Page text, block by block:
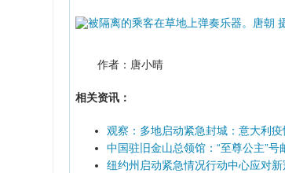
作者：唐小晴
相关资讯：
观察：多地启动紧急封城：意大利
中国驻旧金山总领馆：“至尊公主”
纽约州启动紧急情况行动中心应对